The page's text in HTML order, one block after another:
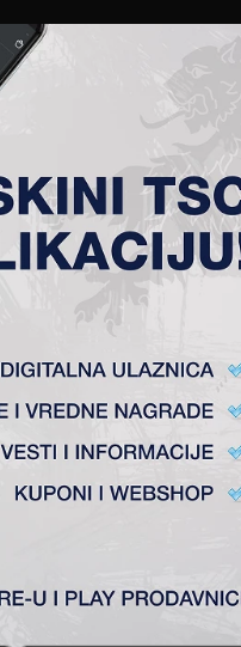
ŽENSKI TIM
OM